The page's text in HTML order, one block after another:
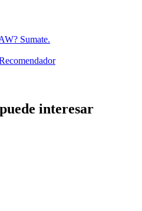
? Sumate.
interesar